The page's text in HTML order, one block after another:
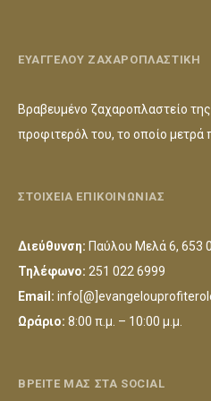
ΕΥΑΓΓΕΛΟΥ ΖΑΧΑΡΟΠΛΑΣΤΙΚΗ
Βραβευμένο ζαχαροπλαστείο
προφιτερόλ του, το οποίο μετρά
ΣΤΟΙΧΕΙΑ ΕΠΙΚΟΙΝΩΝΙΑΣ
Διεύθυνση: Παύλου Μελά 6, 653
Τηλέφωνο: 251 022 6999
Email:
Ωράριο: 8:00 π.μ. – 10:00 μ.μ.
ΒΡΕΙΤΕ ΜΑΣ ΣΤΑ SOCIAL